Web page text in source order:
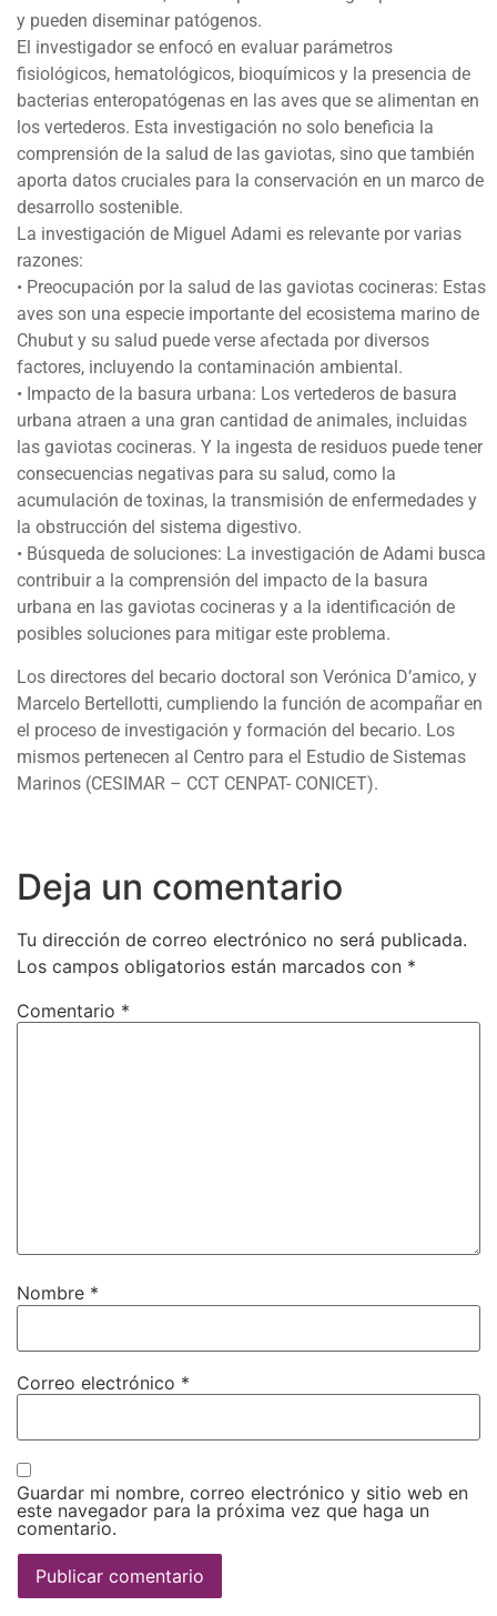
y pueden diseminar patógenos.
El investigador se enfocó en evaluar parámetros
fisiológicos, hematológicos, bioquímicos y la presencia de
bacterias enteropatógenas en las aves que se alimentan en
los vertederos. Esta investigación no solo beneficia la
comprensión de la salud de las gaviotas, sino que también
aporta datos cruciales para la conservación en un marco de
desarrollo sostenible.
La investigación de Miguel Adami es relevante por varias
razones:
• Preocupación por la salud de las gaviotas cocineras: Estas
aves son una especie importante del ecosistema marino de
Chubut y su salud puede verse afectada por diversos
factores, incluyendo la contaminación ambiental.
• Impacto de la basura urbana: Los vertederos de basura
urbana atraen a una gran cantidad de animales, incluidas
las gaviotas cocineras. Y la ingesta de residuos puede tener
consecuencias negativas para su salud, como la
acumulación de toxinas, la transmisión de enfermedades y
la obstrucción del sistema digestivo.
• Búsqueda de soluciones: La investigación de Adami busca
contribuir a la comprensión del impacto de la basura
urbana en las gaviotas cocineras y a la identificación de
posibles soluciones para mitigar este problema.
Los directores del becario doctoral son Verónica D’amico, y
Marcelo Bertellotti, cumpliendo la función de acompañar en
el proceso de investigación y formación del becario. Los
mismos pertenecen al Centro para el Estudio de Sistemas
Marinos (CESIMAR – CCT CENPAT- CONICET).
Deja un comentario
Tu dirección de correo electrónico no será publicada.
Los campos obligatorios están marcados con *
Comentario *
Nombre *
Correo electrónico *
Guardar mi nombre, correo electrónico y sitio web en
este navegador para la próxima vez que haga un
comentario.